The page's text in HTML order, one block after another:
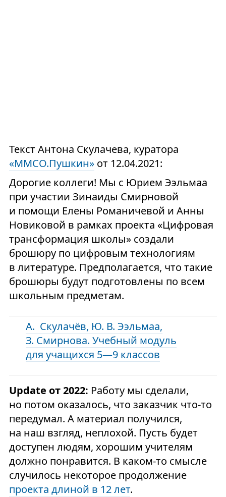
Текст Антона Скулачева, куратора
«ММСО.Пушкин»от 12.04.2021:
Дорогие коллеги! Мы с Юрием Ээльмаа
при участии Зинаиды Смирновой
и помощи Елены Романичевой и Анны
Новиковой в рамках проекта «Цифровая
трансформация школы» создали
брошюру по цифровым технологиям
в литературе. Предполагается, что такие
брошюры будут подготовлены по всем
школьным предметам.
А. Скулачёв, Ю. В. Ээльмаа,
З. Смирнова. Учебный модуль
для учащихся 5—9 классов
Update от 2022: Работу мы сделали,
но потом оказалось, что заказчик что-то
передумал. А материал получился,
на наш взгляд, неплохой. Пусть будет
доступен людям, хорошим учителям
должно понравится. В каком-то смысле
случилось некоторое продолжение
проекта длиной в 12 лет.